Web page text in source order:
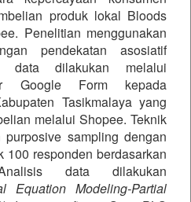
produk lokal Bloods
Penelitian menggunakan
pendekatan asosiatif
data dilakukan melalui
Google Form kepada
Tasikmalaya yang
melalui Shopee. Teknik
sampling dengan
100 responden berdasarkan
data dilakukan
Equation Modeling-Partial